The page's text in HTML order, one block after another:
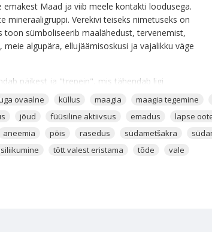
Maad ja viib meele kontakti loodusega.
mineraaligruppi. Verekivi teiseks nimetuseks on
toon sümboliseerib maalähedust, tervenemist,
algupära, ellujäämisoskusi ja vajalikku väge
päikest ja "trepein", mis tähendab ligi
anti see nimetus sellele kristallile, kuna see
kuma. Verekivi peetakse aegade algusest peale
ajast peale kasutusel keha tervendajana.
on erinevaid liike, nagu näiteks
ovaalne küllus maagia maagia tegemine
jõud füüsiline aktiivsus emadus lapse
aneemia põis rasedus südametšakra
tõtt valest eristama tõde vale